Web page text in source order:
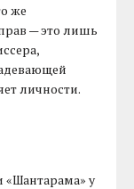
же
— это лишь
личности.
«Шантарама» у